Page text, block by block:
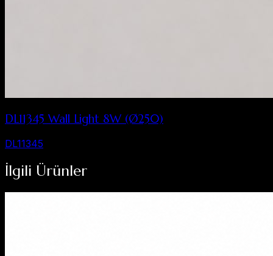
DL11345 Wall Light 8W (Ø250)
DL11345
İlgili Ürünler